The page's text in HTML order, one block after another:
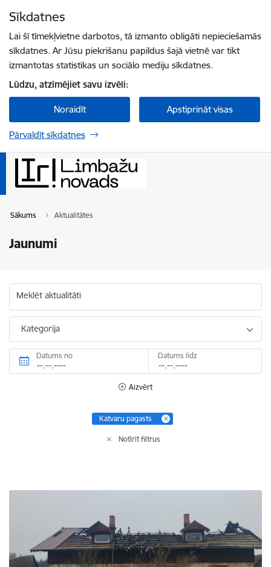
Sīkdatnes
Lai šī tīmekļvietne darbotos, tā izmanto obligāti nepieciešamās
sīkdatnes. Ar Jūsu piekrišanu papildus šajā vietnē var tikt
izmantotas statistikas un sociālo mediju sīkdatnes.
Lūdzu, atzīmējiet savu izvēli:
Noraidīt Apstiprināt visas
Pārvaldīt sīkdatnes
Sākums Aktualitātes
Jaunumi
Meklēt aktualitāti
Kategorija
Datums no Datums līdz
Aizvērt
Katvaru pagasts
Notīrīt filtrus